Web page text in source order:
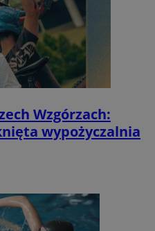
Wzgórzach:
wypożyczalnia